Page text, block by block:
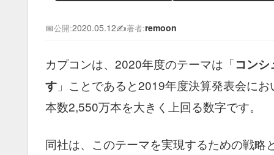
📅公開:2020.05.12✍️著者:remoon
カプコンは、2020年度のテーマは「コン
す 」ことであると2019年度決算発表会に
本数2,550万本を大きく上回る数字です。
同社は、このテーマを実現するための戦